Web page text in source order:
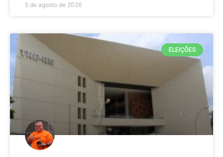
5 de agosto de 2026
ELEIÇÕES